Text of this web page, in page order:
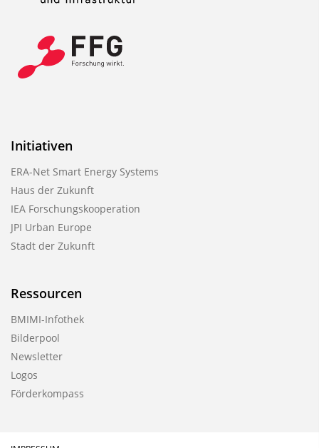
Initiativen
ERA-Net Smart Energy Systems
Haus der Zukunft
IEA Forschungskooperation
JPI Urban Europe
Stadt der Zukunft
Ressourcen
BMIMI-Infothek
Bilderpool
Newsletter
Logos
Förderkompass